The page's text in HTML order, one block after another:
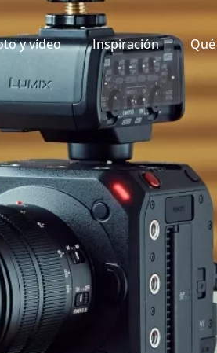
y vídeo Inspiración